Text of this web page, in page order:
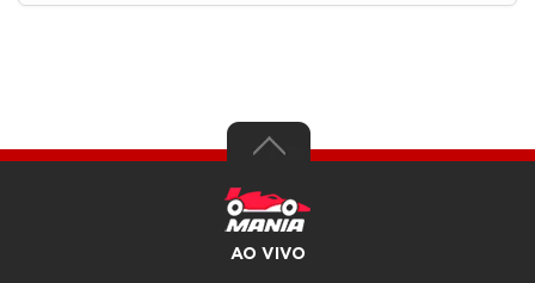
AO VIVO